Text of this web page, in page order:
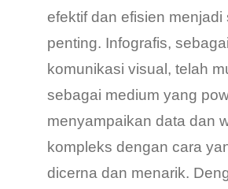
efektif dan efisien menjadi
penting. Infografis,
komunikasi visual, telah
sebagai medium yang
menyampaikan data dan
kompleks dengan cara
dicerna dan menarik.